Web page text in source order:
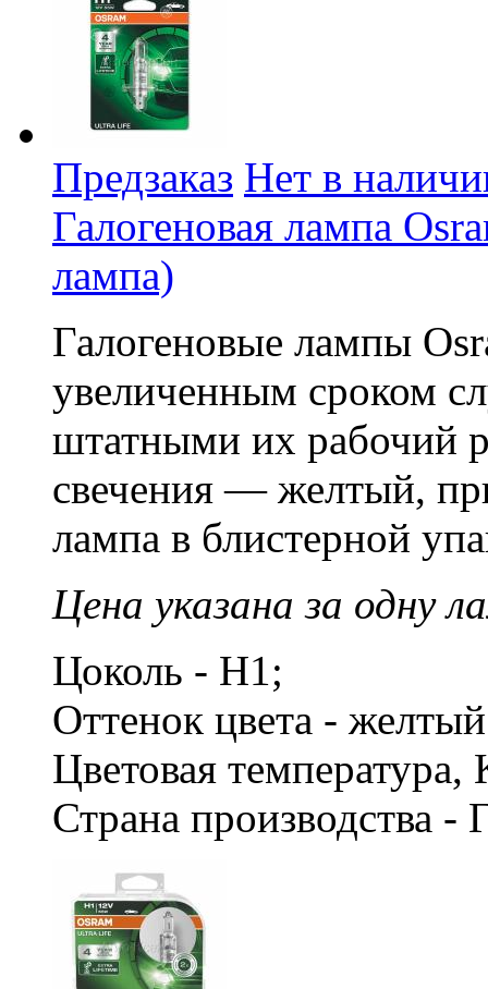
Предзаказ Нет в
Галогеновая лампа
лампа)
Галогеновые лампы
увеличенным сроком
штатными их рабочий
свечения — желтый,
лампа в блистерной
Цена указана за одну
Цоколь - H1;
Оттенок цвета -
Цветовая
Страна производства -